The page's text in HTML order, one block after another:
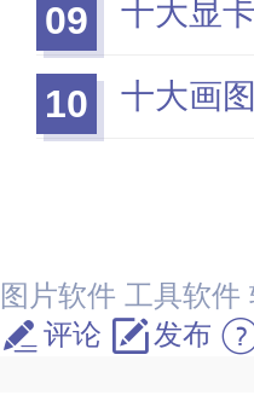
09 十大显
10 十大画
图片软件 工具软件
评论
发布